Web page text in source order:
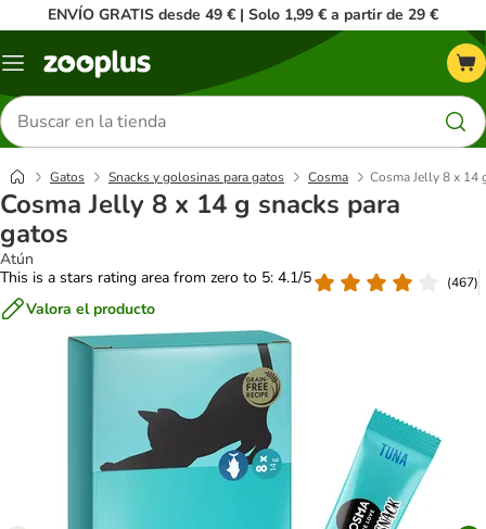
ENVÍO GRATIS desde 49 € | Solo 1,99 € a partir de 29 €
Menú
Buscar
productos
Gatos Snacks y golosinas para gatos Cosma Cosma Jelly 8 x 14
Cosma Jelly 8 x 14 g snacks para
gatos
Atún
This is a stars rating area from zero to 5: 4.1/5
(467)
Valora el producto